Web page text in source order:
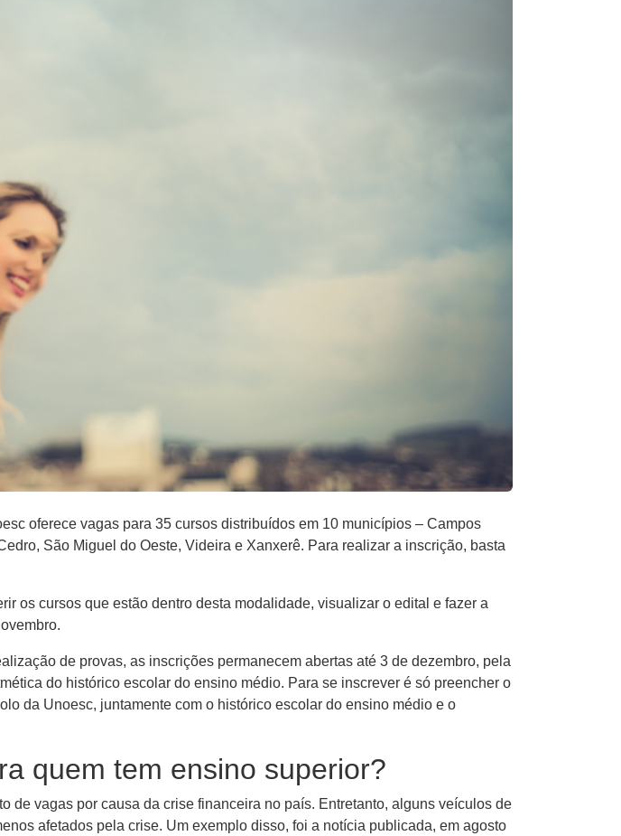
oferece vagas para 35 cursos distribuídos em 10 municípios – Campos
São Miguel do Oeste, Videira e Xanxerê. Para realizar a inscrição, basta
os cursos que estão dentro desta modalidade, visualizar o edital e fazer a
de provas, as inscrições permanecem abertas até 3 de dezembro, pela
do histórico escolar do ensino médio. Para se inscrever é só preencher o
da Unoesc, juntamente com o histórico escolar do ensino médio e o
quem tem ensino superior?
de vagas por causa da crise financeira no país. Entretanto, alguns veículos de
afetados pela crise. Um exemplo disso, foi a notícia publicada, em agosto